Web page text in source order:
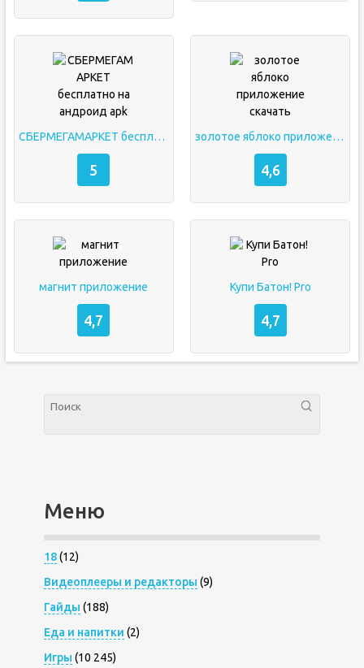
СБЕРМЕГАМАРКЕТ бесплатно на андроид apk
5
золотое яблоко приложение скачать
4,6
магнит приложение
4,7
Купи Батон! Pro
4,7
Меню
18(12)
Видеоплееры и редакторы (9)
Гайды (188)
Еда и напитки (2)
Игры (10 245)